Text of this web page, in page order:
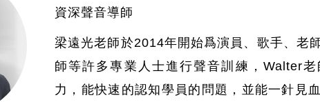
資深聲音導師
梁遠光老師於2014年開始爲演員、歌手、老
師等許多專業人士進行聲音訓練，Walter
力，能快速的認知學員的問題，並能一針見